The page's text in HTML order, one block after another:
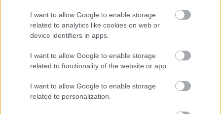
I want to allow Google to enable storage
related to analytics like cookies on web or
device identifiers in apps.
I want to allow Google to enable storage
related to functionality of the website or app.
I want to allow Google to enable storage
related to personalization.
A pénzforgalmi szemléletű tervezés mutatja meg
valós kiadásaidat, bevételeidet, azt, hogy adott
lesz lényeges, mert ebből fogod látni, hogy a
rendelkezésedre álló pénz elég-e arra az időszakra,
Először szedj össze minden kiadást, ami az
indulással kapcsolatos. Azokat a számokat vedd,